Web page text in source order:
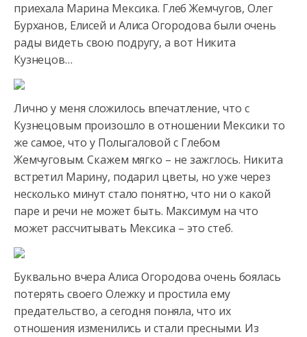
приехала Марина Мексика. Глеб Жемчугов, Олег
Бурханов, Елисей и Алиса Огородова были очень
рады видеть свою подругу, а вот Никита
Кузнецов…
Лично у меня сложилось впечатление, что с
Кузнецовым произошло в отношении Мексики то
же самое, что у Полыгаловой с Глебом
Жемчуговым. Скажем мягко – не зажглось. Никита
встретил Марину, подарил цветы, но уже через
несколько минут стало понятно, что ни о какой
паре и речи не может быть. Максимум на что
может рассчитывать Мексика – это стеб.
Буквально вчера Алиса Огородова очень боялась
потерять своего Олежку и простила ему
предательство, а сегодня поняла, что их
отношения изменились и стали пресными. Из